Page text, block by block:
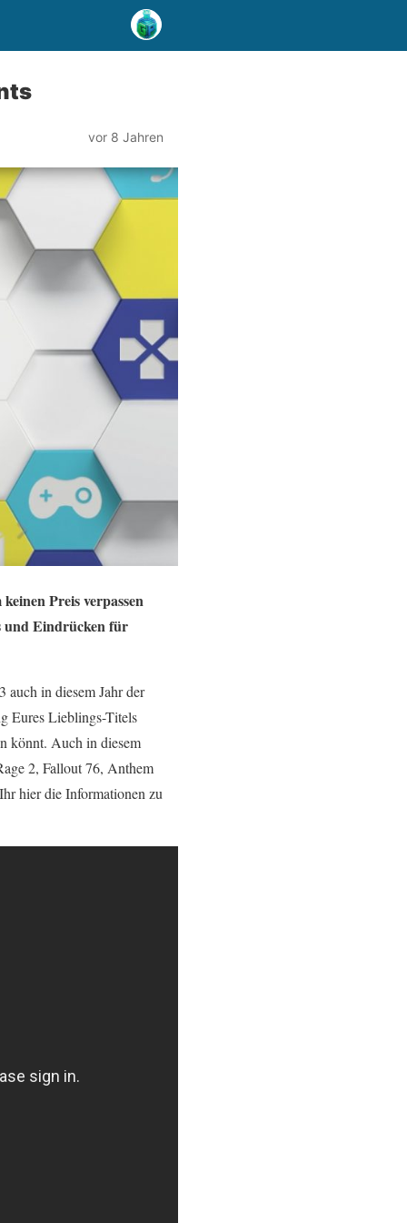
vor 8 Jahren
Preis verpassen
und Eindrücken für
auch in diesem Jahr der
Eures Lieblings-Titels
könnt. Auch in diesem
2, Fallout 76, Anthem
hier die Informationen zu